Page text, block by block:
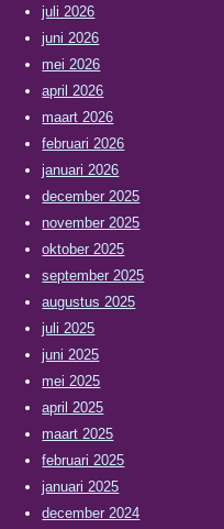
juli 2026
juni 2026
mei 2026
april 2026
maart 2026
februari 2026
januari 2026
december 2025
november 2025
oktober 2025
september 2025
augustus 2025
juli 2025
juni 2025
mei 2025
april 2025
maart 2025
februari 2025
januari 2025
december 2024